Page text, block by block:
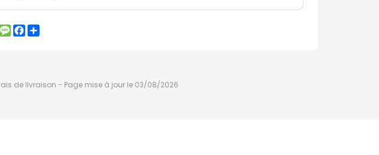
MessageFacebook
de livraison - Page mise à jour le 03/08/2026